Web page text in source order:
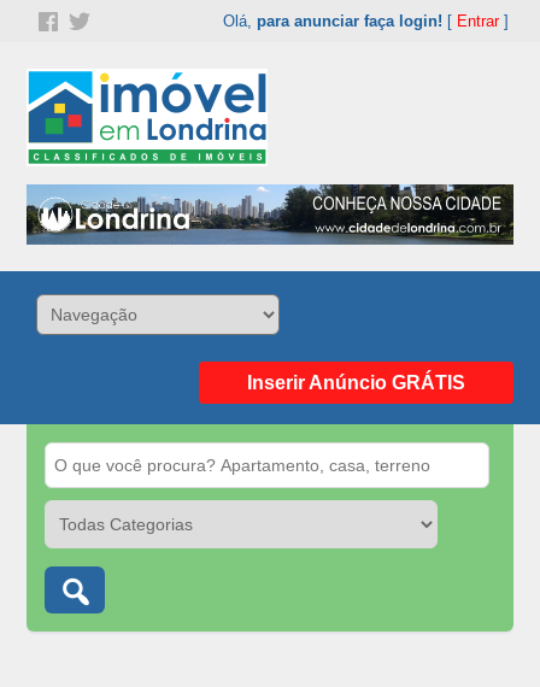
Olá, para anunciar faça login! [ Entrar]
Inserir Anúncio GRÁTIS